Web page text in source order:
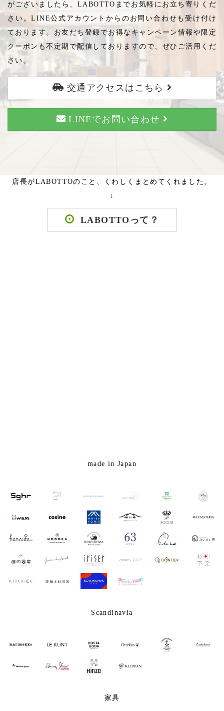
がございましたら、LABOTTOまでお気軽にお立ち寄りくだ
さい。LINE公式アカウントからのお問い合わせも受け付け
ております。お友だち登録でお得なキャンペーン情報や限定
クーポンも不定期で配信しておりますので、ぜひご活用くだ
さい。
交通アクセスはこちら
LINEでお問い合わせ
店長がLABOTTOのこと、くわしくまとめてくれました。
↓
LABOTTOって？
made in Japan
Scandinavia
家具